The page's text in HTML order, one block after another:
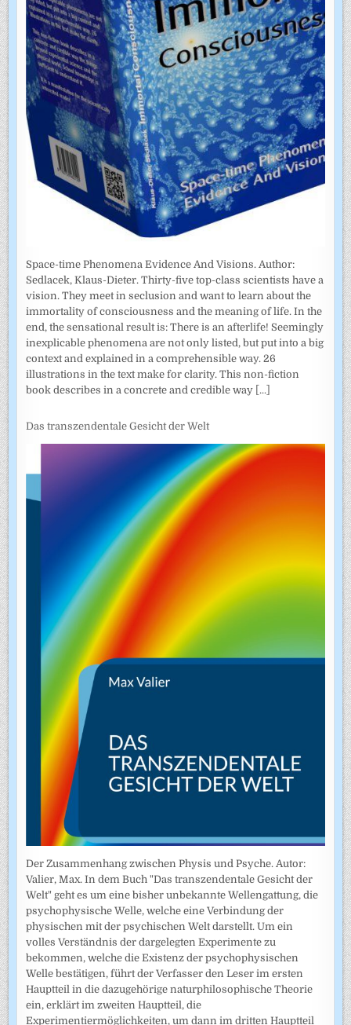
Space-time Phenomena Evidence And Visions. Author:
Sedlacek, Klaus-Dieter. Thirty-five top-class scientists have a
vision. They meet in seclusion and want to learn about the
immortality of consciousness and the meaning of life. In the
end, the sensational result is: There is an afterlife! Seemingly
inexplicable phenomena are not only listed, but put into a big
context and explained in a comprehensible way. 26
illustrations in the text make for clarity. This non-fiction
book describes in a concrete and credible way [...]
Das transzendentale Gesicht der Welt
Der Zusammenhang zwischen Physis und Psyche. Autor:
Valier, Max. In dem Buch "Das transzendentale Gesicht der
Welt" geht es um eine bisher unbekannte Wellengattung, die
psychophysische Welle, welche eine Verbindung der
physischen mit der psychischen Welt darstellt. Um ein
volles Verständnis der dargelegten Experimente zu
bekommen, welche die Existenz der psychophysischen
Welle bestätigen, führt der Verfasser den Leser im ersten
Hauptteil in die dazugehörige naturphilosophische Theorie
ein, erklärt im zweiten Hauptteil, die
Experimentiermöglichkeiten, um dann im dritten Hauptteil